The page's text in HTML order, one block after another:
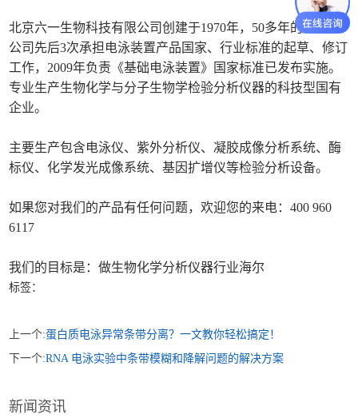
北京六一生物科技有限公司创建于1970年，50多年的历史，
公司先后3次承担电泳装置产品国家、行业标准的起草、修订
工作，2009年负责《基础电泳装置》国家标准已发布实施。
专业生产生物化学与分子生物学检验分析仪器的科技型国有
企业。
主要生产包含电泳仪、紫外分析仪、凝胶成像分析系统、酶
标仪、化学发光成像系统、基因扩增仪等检验分析设备。
如果您对我们的产品有任何问题，欢迎您的来电：400 960
6117
我们的目标是：做生物化学分析仪器行业海尔
标签：
上一个:蛋白质电泳异常条带分离？一文教你轻松搞定！
下一个:RNA 电泳实验中条带模糊和降解问题的解决方案
新闻资讯